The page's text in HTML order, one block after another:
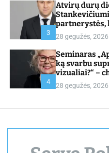
3
Atvirų durų
partnerystės,
chamber.lt
28 gegužės, 2026
4
Seminaras
ką svarbu
vizualiai?“ –
28 gegužės, 2026